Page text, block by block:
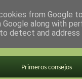
Primeros consejos
from Google
Google along with
detect and address